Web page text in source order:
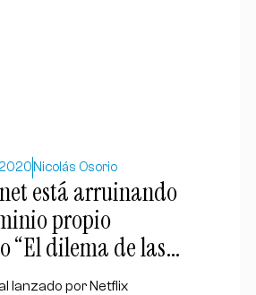
Nicolás Osorio
está arruinando
propio
“El dilema de las
de Netflix)
lanzado por Netflix